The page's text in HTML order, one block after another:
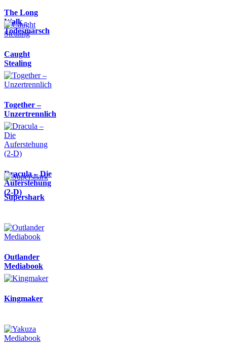
The Long
Walk -
Todesmarsch
Caught
Stealing
Together –
Unzertrennlich
Dracula – Die
Auferstehung
(2-D)
Supershark
Outlander
Mediabook
Kingmaker